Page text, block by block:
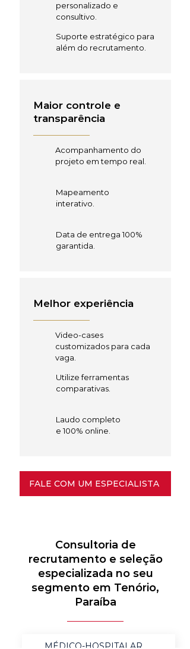
personalizado e
consultivo.
Suporte estratégico para
além do recrutamento.
Maior controle e
transparência
Acompanhamento do
projeto em tempo real.
Mapeamento
interativo.
Data de entrega 100%
garantida.
Melhor experiência
Video-cases
customizados para cada
vaga.
Utilize ferramentas
comparativas.
Laudo completo
e 100% online.
FALE COM UM ESPECIALISTA
Consultoria de
recrutamento e seleção
especializada no seu
segmento em Tenório,
Paraíba
MÉDICO-HOSPITALAR